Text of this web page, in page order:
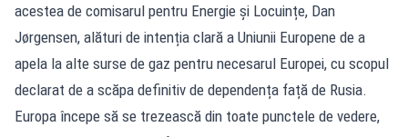
acestea de comisarul pentru Energie și Locuințe, Dan
Jørgensen, alături de intenția clară a Uniunii Europene de a
apela la alte surse de gaz pentru necesarul Europei, cu scopul
declarat de a scăpa definitiv de dependența față de Rusia.
Europa începe să se trezească din toate punctele de vedere,